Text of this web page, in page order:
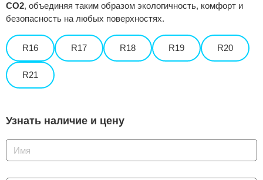
CO2, объединяя таким образом экологичность, комфорт и
безопасность на любых поверхностях.
R16 R17 R18 R19 R20
R21
Узнать наличие и цену